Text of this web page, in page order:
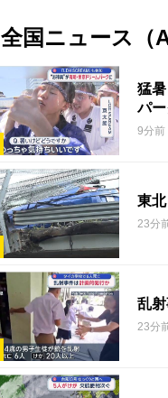
全国ニュース（
猛
パ
9分前
東
23分
乱
23分